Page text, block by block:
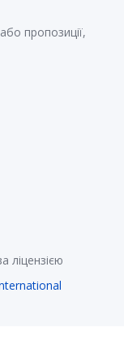
пропозиції,
ліцензією